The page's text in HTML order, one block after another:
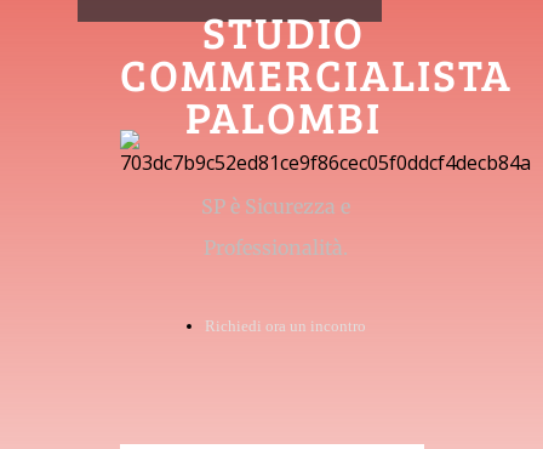
STUDIO
COMMERCIALISTA
PALOMBI
SP è Sicurezza e
Professionalità.
Richiedi ora un incontro